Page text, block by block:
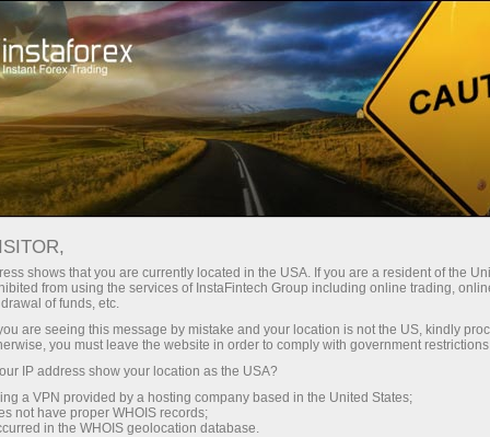
Dành cho nhà đầu tư Hệ thống ForexCopy
Mở tài khoản giao dịch
Mở tài khoản demo
shows that you are currently located in the USA. If you are a resident of the
from using the services of InstaFintech Group including online trading,
of funds, etc.
are seeing this message by mistake and your location is not the US, kindly
you must leave the website in order to comply with government
IP address show your location as the USA?
a VPN provided by a hosting company based in the United States;
not have proper WHOIS records;
in the WHOIS geolocation database.